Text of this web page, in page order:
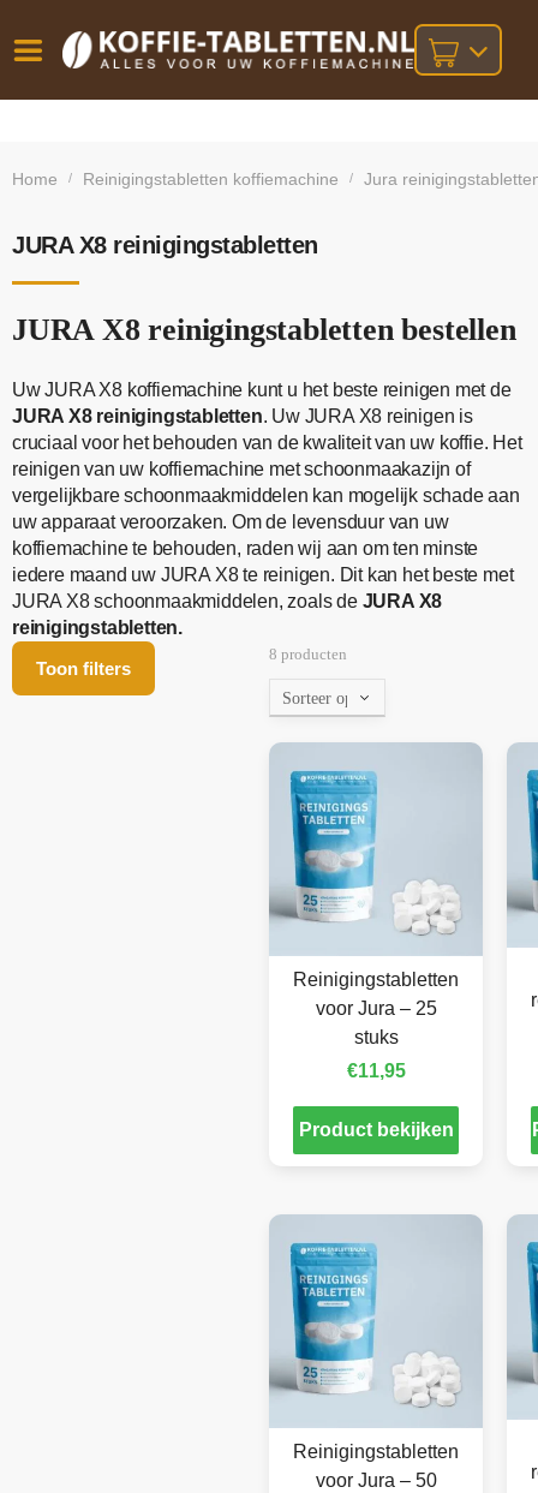
besteld,
bij orders
Home / Reinigingstabletten koffiemachine / Jura
JURA X8 reinigingstabletten
JURA X8 reinigingstabletten bestellen
Uw JURA X8 koffiemachine kunt u het beste reinigen met de
JURA X8 reinigingstabletten. Uw JURA X8 reinigen is
cruciaal voor het behouden van de kwaliteit van uw koffie. Het
reinigen van uw koffiemachine met schoonmaakazijn of
vergelijkbare schoonmaakmiddelen kan mogelijk schade aan
uw apparaat veroorzaken. Om de levensduur van uw
koffiemachine te behouden, raden wij aan om ten minste
iedere maand uw JURA X8 te reinigen. Dit kan het beste met
JURA X8 schoonmaakmiddelen, zoals de JURA X8
reinigingstabletten.
Toon filters
8 producten
Reinigingstabletten
voor Jura – 25
stuks
€11,95
Product bekijken
Reinigingstabletten
voor Jura – 50